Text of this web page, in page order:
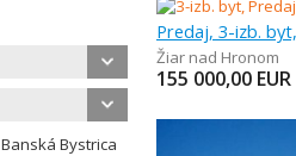
Banská Bystrica
Predaj, 3-izb.
Žiar nad Hronom
155 000,00 EUR